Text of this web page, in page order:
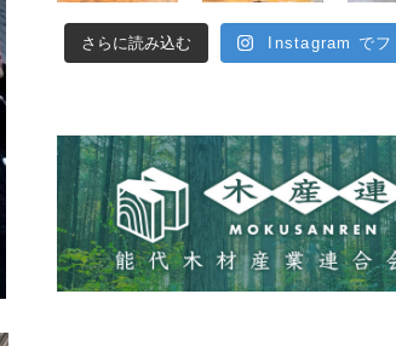
さらに読み込む Instagram でフ